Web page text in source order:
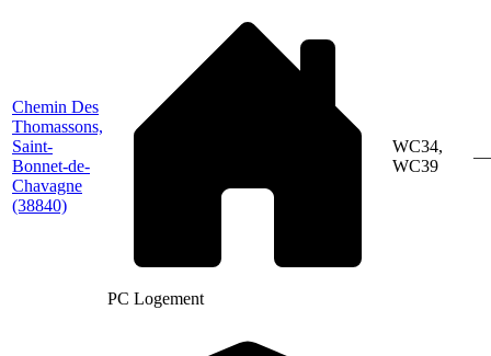
Chemin Des
Thomassons,
Saint-
Bonnet-de-
Chavagne
(38840)
PC Logement
WC34,
WC39
—